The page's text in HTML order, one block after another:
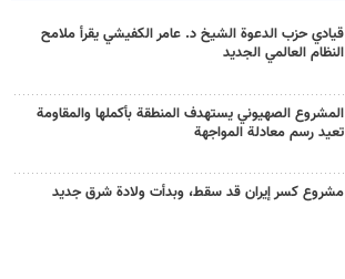
قيادي حزب الدعوة الشيخ د. عامر الكفيشي يقرأ ملامح
النظام العالمي الجديد
المشروع الصهيوني يستهدف المنطقة بأكملها والمقاومة
تعيد رسم معادلة المواجهة
مشروع كسر إيران قد سقط، وبدأت ولادة شرق جديد